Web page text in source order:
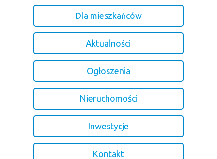
Dla mieszkańców
Aktualności
Ogłoszenia
Nieruchomości
Inwestycje
Kontakt